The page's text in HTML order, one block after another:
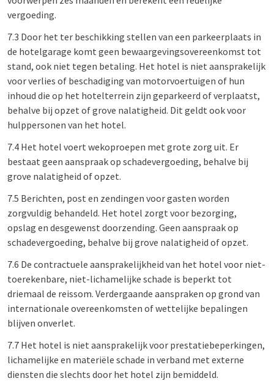
vergoeding.
7.3 Door het ter beschikking stellen van een parkeerplaats in
de hotelgarage komt geen bewaargevingsovereenkomst tot
stand, ook niet tegen betaling. Het hotel is niet aansprakelijk
voor verlies of beschadiging van motorvoertuigen of hun
inhoud die op het hotelterrein zijn geparkeerd of verplaatst,
behalve bij opzet of grove nalatigheid. Dit geldt ook voor
hulppersonen van het hotel.
7.4 Het hotel voert wekoproepen met grote zorg uit. Er
bestaat geen aanspraak op schadevergoeding, behalve bij
grove nalatigheid of opzet.
7.5 Berichten, post en zendingen voor gasten worden
zorgvuldig behandeld. Het hotel zorgt voor bezorging,
opslag en desgewenst doorzending. Geen aanspraak op
schadevergoeding, behalve bij grove nalatigheid of opzet.
7.6 De contractuele aansprakelijkheid van het hotel voor niet-
toerekenbare, niet-lichamelijke schade is beperkt tot
driemaal de reissom. Verdergaande aanspraken op grond van
internationale overeenkomsten of wettelijke bepalingen
blijven onverlet.
7.7 Het hotel is niet aansprakelijk voor prestatiebeperkingen,
lichamelijke en materiële schade in verband met externe
diensten die slechts door het hotel zijn bemiddeld.